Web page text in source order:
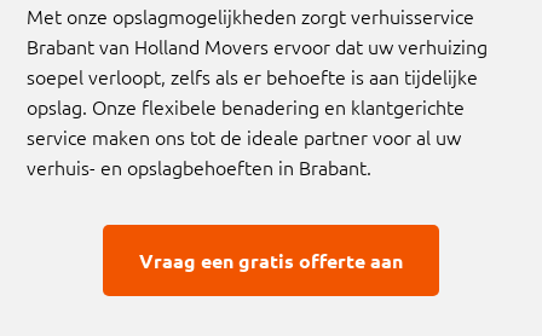
Met onze opslagmogelijkheden zorgt verhuisservice
Brabant van Holland Movers ervoor dat uw verhuizing
soepel verloopt, zelfs als er behoefte is aan tijdelijke
opslag. Onze flexibele benadering en klantgerichte
service maken ons tot de ideale partner voor al uw
verhuis- en opslagbehoeften in Brabant.
Vraag een gratis offerte aan